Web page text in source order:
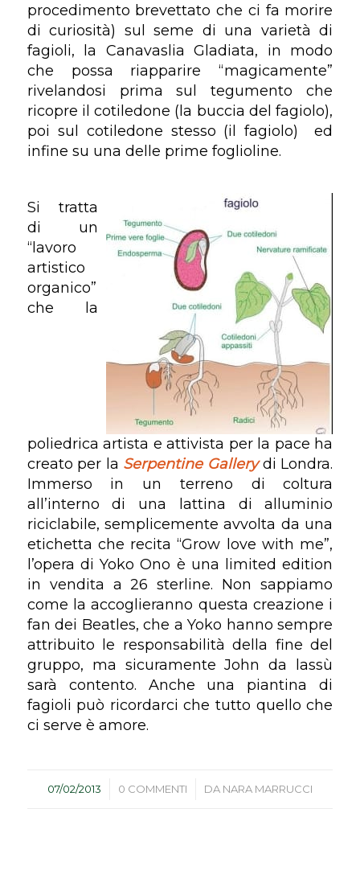
procedimento brevettato che ci fa morire
di curiosità) sul seme di una varietà di
fagioli, la Canavaslia Gladiata, in modo
che possa riapparire “magicamente”
rivelandosi prima sul tegumento che
ricopre il cotiledone (la buccia del fagiolo),
poi sul cotiledone stesso (il fagiolo) ed
infine su una delle prime foglioline.
Si tratta
di un
“lavoro
artistico
organico”
che la
poliedrica artista e attivista per la pace ha
creato per la Serpentine Gallerydi Londra.
Immerso in un terreno di coltura
all’interno di una lattina di alluminio
riciclabile, semplicemente avvolta da una
etichetta che recita “Grow love with me”,
l’opera di Yoko Ono è una limited edition
in vendita a 26 sterline. Non sappiamo
come la accoglieranno questa creazione i
fan dei Beatles, che a Yoko hanno sempre
attribuito le responsabilità della fine del
gruppo, ma sicuramente John da lassù
sarà contento. Anche una piantina di
fagioli può ricordarci che tutto quello che
ci serve è amore.
07/02/2013
/ 0 COMMENTI
/ DA NARA MARRUCCI